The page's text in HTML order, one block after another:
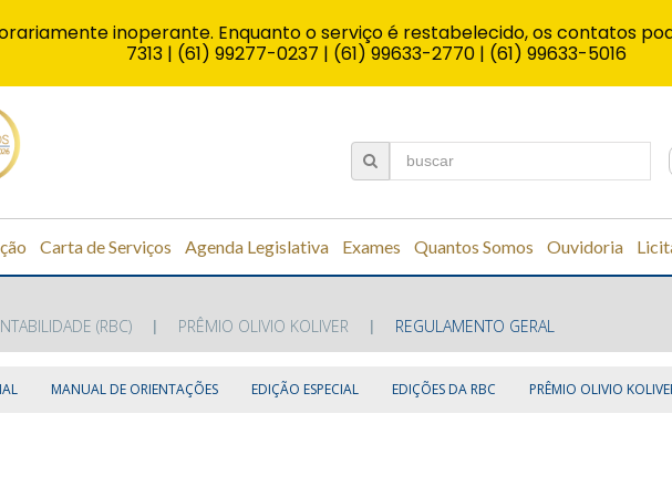
Carta de Serviços Agenda Legislativa Exames Quantos Somos Ouvidoria
(RBC) PRÊMIO OLIVIO KOLIVER REGULAMENTO GERAL
MANUAL DE ORIENTAÇÕES EDIÇÃO ESPECIAL EDIÇÕES DA RBC PRÊMIO OLIVIO
inoperante. Enquanto o serviço é restabelecido, os contatos
7313 | (61) 99277-0237 | (61) 99633-2770 | (61) 99633-5016